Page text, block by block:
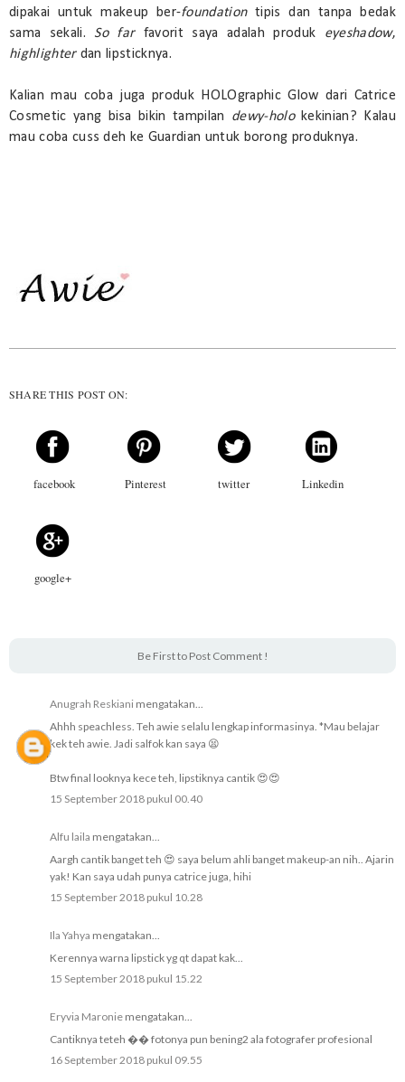
dipakai untuk makeup ber-foundationtipis dan tanpa bedak
sama sekali. So far favorit saya adalah produk eyeshadow,
highlighterdan lipsticknya.
Kalian mau coba juga produk HOLOgraphic Glow dari Catrice
Cosmetic yang bisa bikin tampilan dewy-holokekinian? Kalau
mau coba cuss deh ke Guardian untuk borong produknya.
SHARE THIS POST ON:
facebook Pinterest twitter Linkedin
google+
Be First to Post Comment !
Anugrah Reskiani mengatakan...
Ahhh speachless. Teh awie selalu lengkap informasinya. *Mau belajar
kek teh awie. Jadi salfok kan saya 😫
Btw final looknya kece teh, lipstiknya cantik 😍😍
15 September 2018 pukul 00.40
Alfu laila mengatakan...
Aargh cantik banget teh 😍 saya belum ahli banget makeup-an nih.. Ajarin
yak! Kan saya udah punya catrice juga, hihi
15 September 2018 pukul 10.28
Ila Yahya mengatakan...
Kerennya warna lipstick yg qt dapat kak...
15 September 2018 pukul 15.22
Eryvia Maronie mengatakan...
Cantiknya teteh �� fotonya pun bening2 ala fotografer profesional
16 September 2018 pukul 09.55